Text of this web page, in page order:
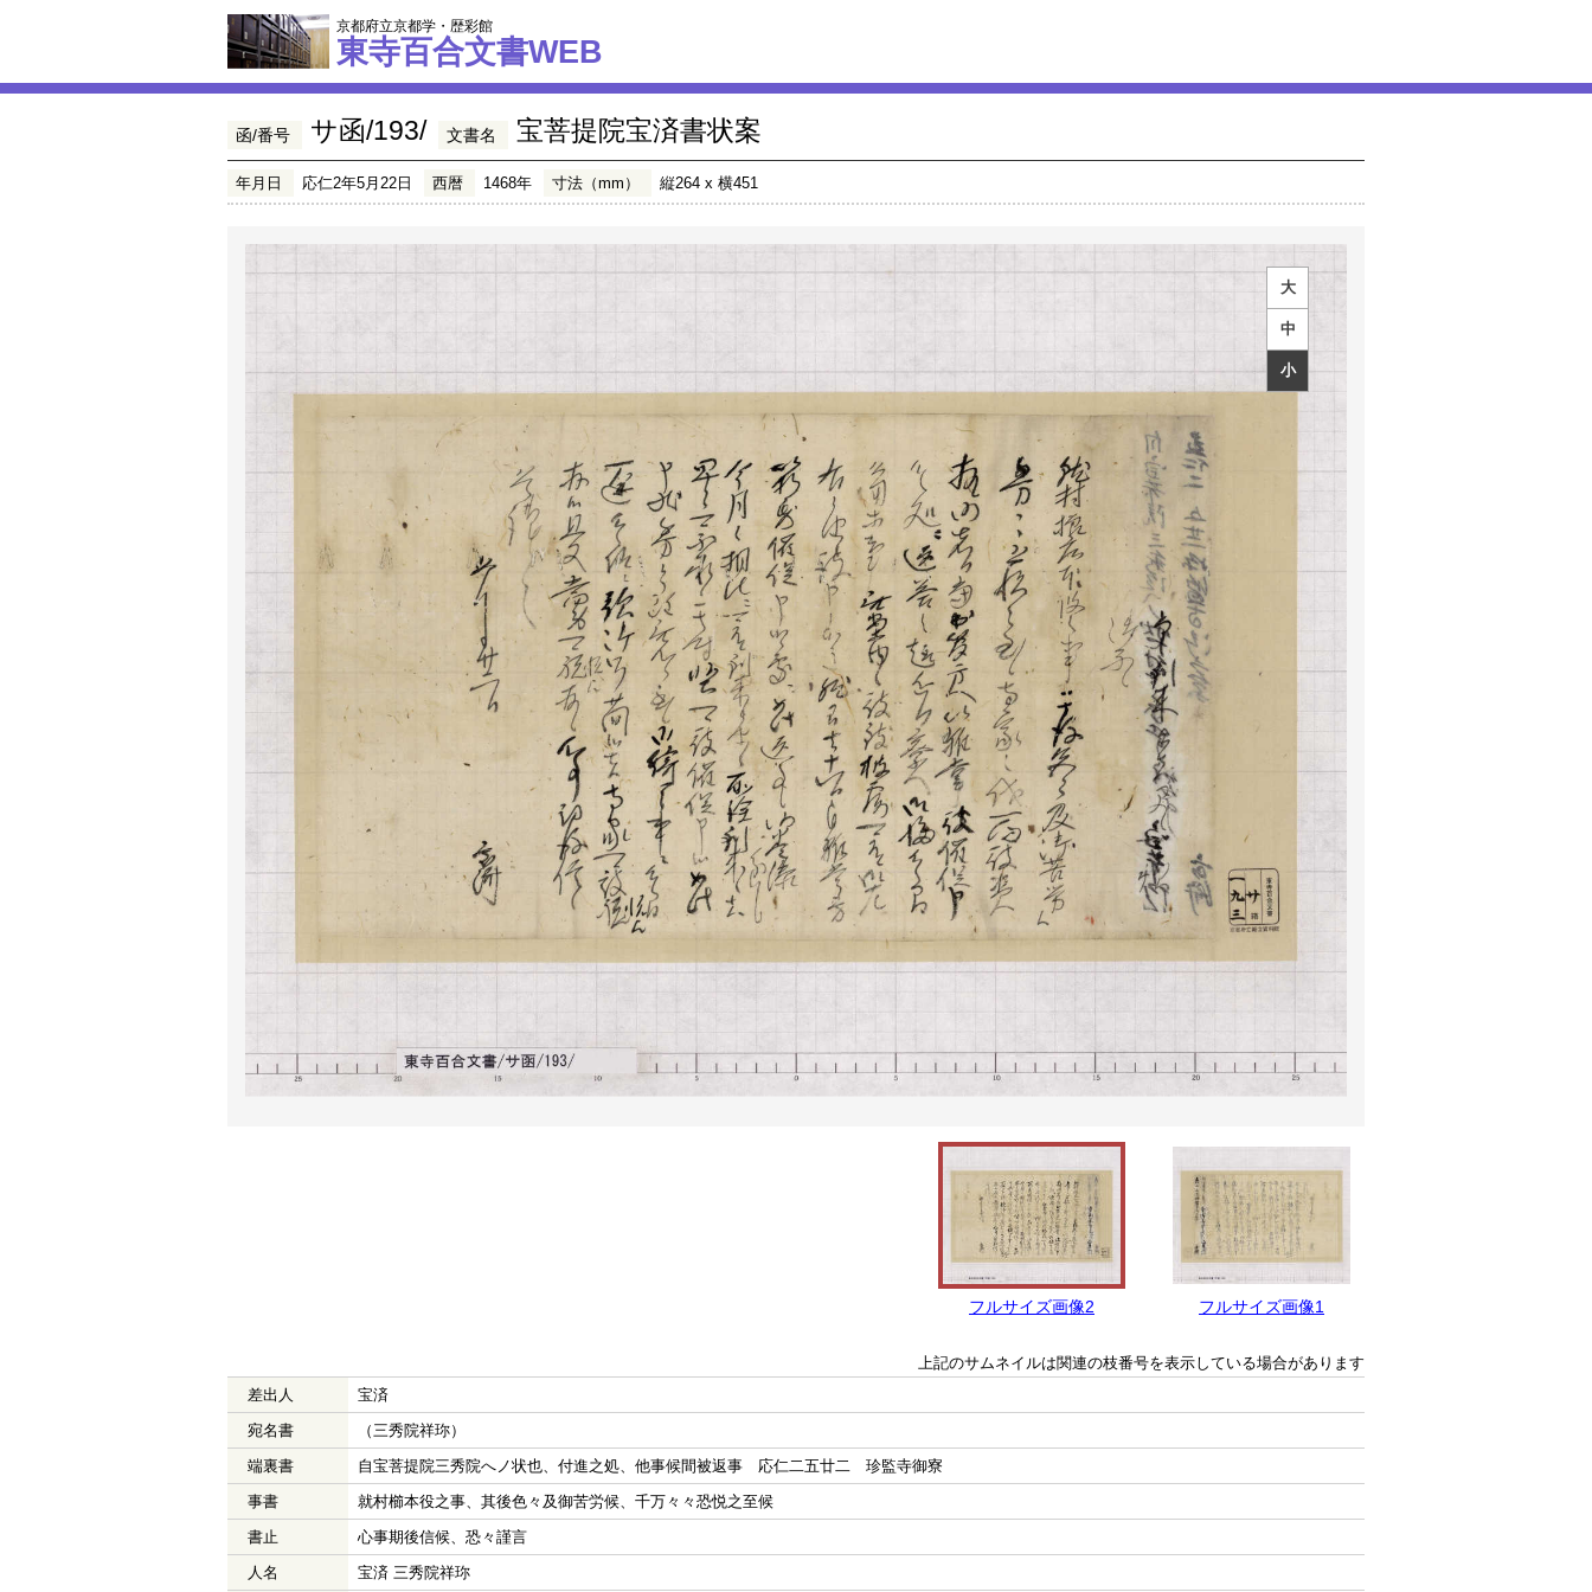
京都府立京都学・歴彩館
東寺百合文書WEB
函/番号 サ函/193/ 文書名 宝菩提院宝済書状案
年月日 応仁2年5月22日 西暦 1468年 寸法（mm） 縦264 x 横451
大
中
小
フルサイズ画像2 フルサイズ画像1
上記のサムネイルは関連の枝番号を表示している場合があります
差出人
宝済
宛名書
（三秀院祥珎）
端裏書
自宝菩提院三秀院へノ状也、付進之処、他事候間被返事 応仁二五廿二 珍監寺御寮
事書
就村櫛本役之事、其後色々及御苦労候、千万々々恐悦之至候
書止
心事期後信候、恐々謹言
人名
宝済 三秀院祥珎